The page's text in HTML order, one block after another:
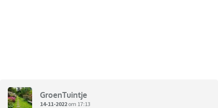
GroenTuintje
14-11-2022 om 17:13